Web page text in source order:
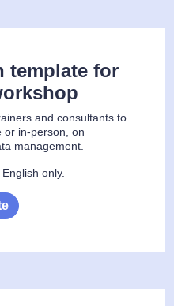
template for
and consultants to
or in-person, on
management.
only.